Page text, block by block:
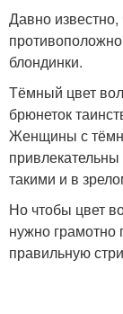
Давно известно,
блондинки.
Тёмный цвет
брюнеток
Женщины с
такими и в
Но чтобы цвет
нужно грамотно
правильную